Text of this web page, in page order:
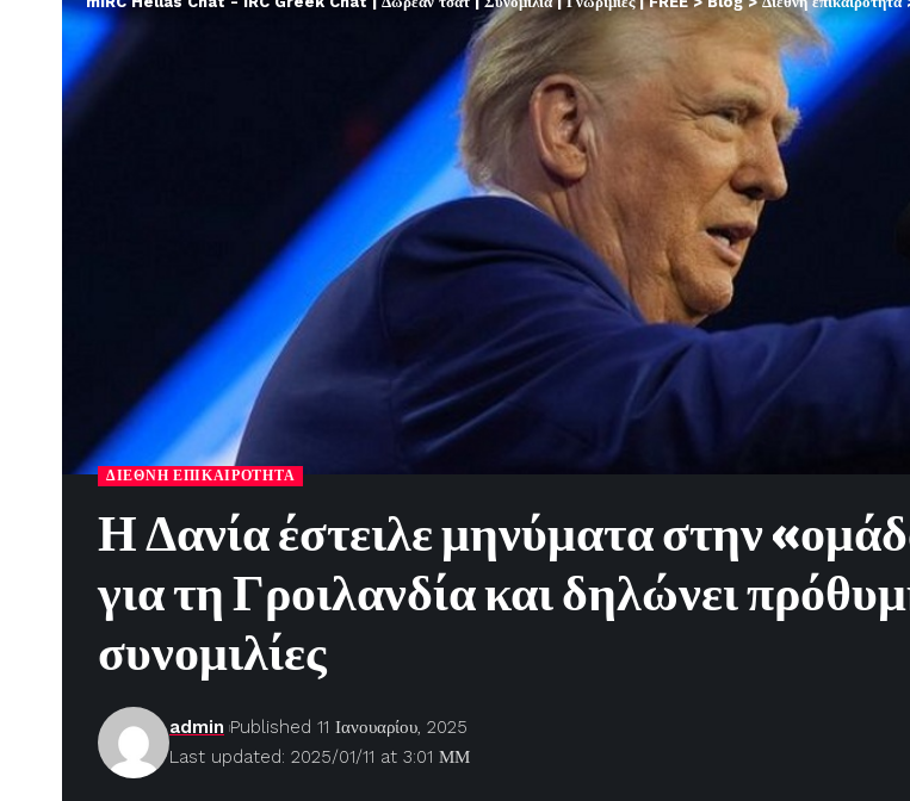
ΔΙΕΘΝΉ ΕΠΙΚΑΙΡΌΤΗΤΑ
Η Δανία έστειλε μηνύματα στην
για τη Γροιλανδία και δηλώνει
συνομιλίες
Last updated: 2025/01/11 at 3:01 ΜΜ
admin Published 11 Ιανουαρίου, 2025